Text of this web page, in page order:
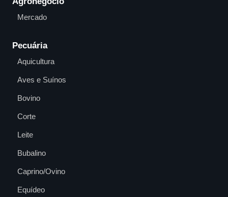
Mercado
Pecuária
Aquicultura
Aves e Suínos
Bovino
Corte
Leite
Bubalino
Caprino/Ovino
Equídeo